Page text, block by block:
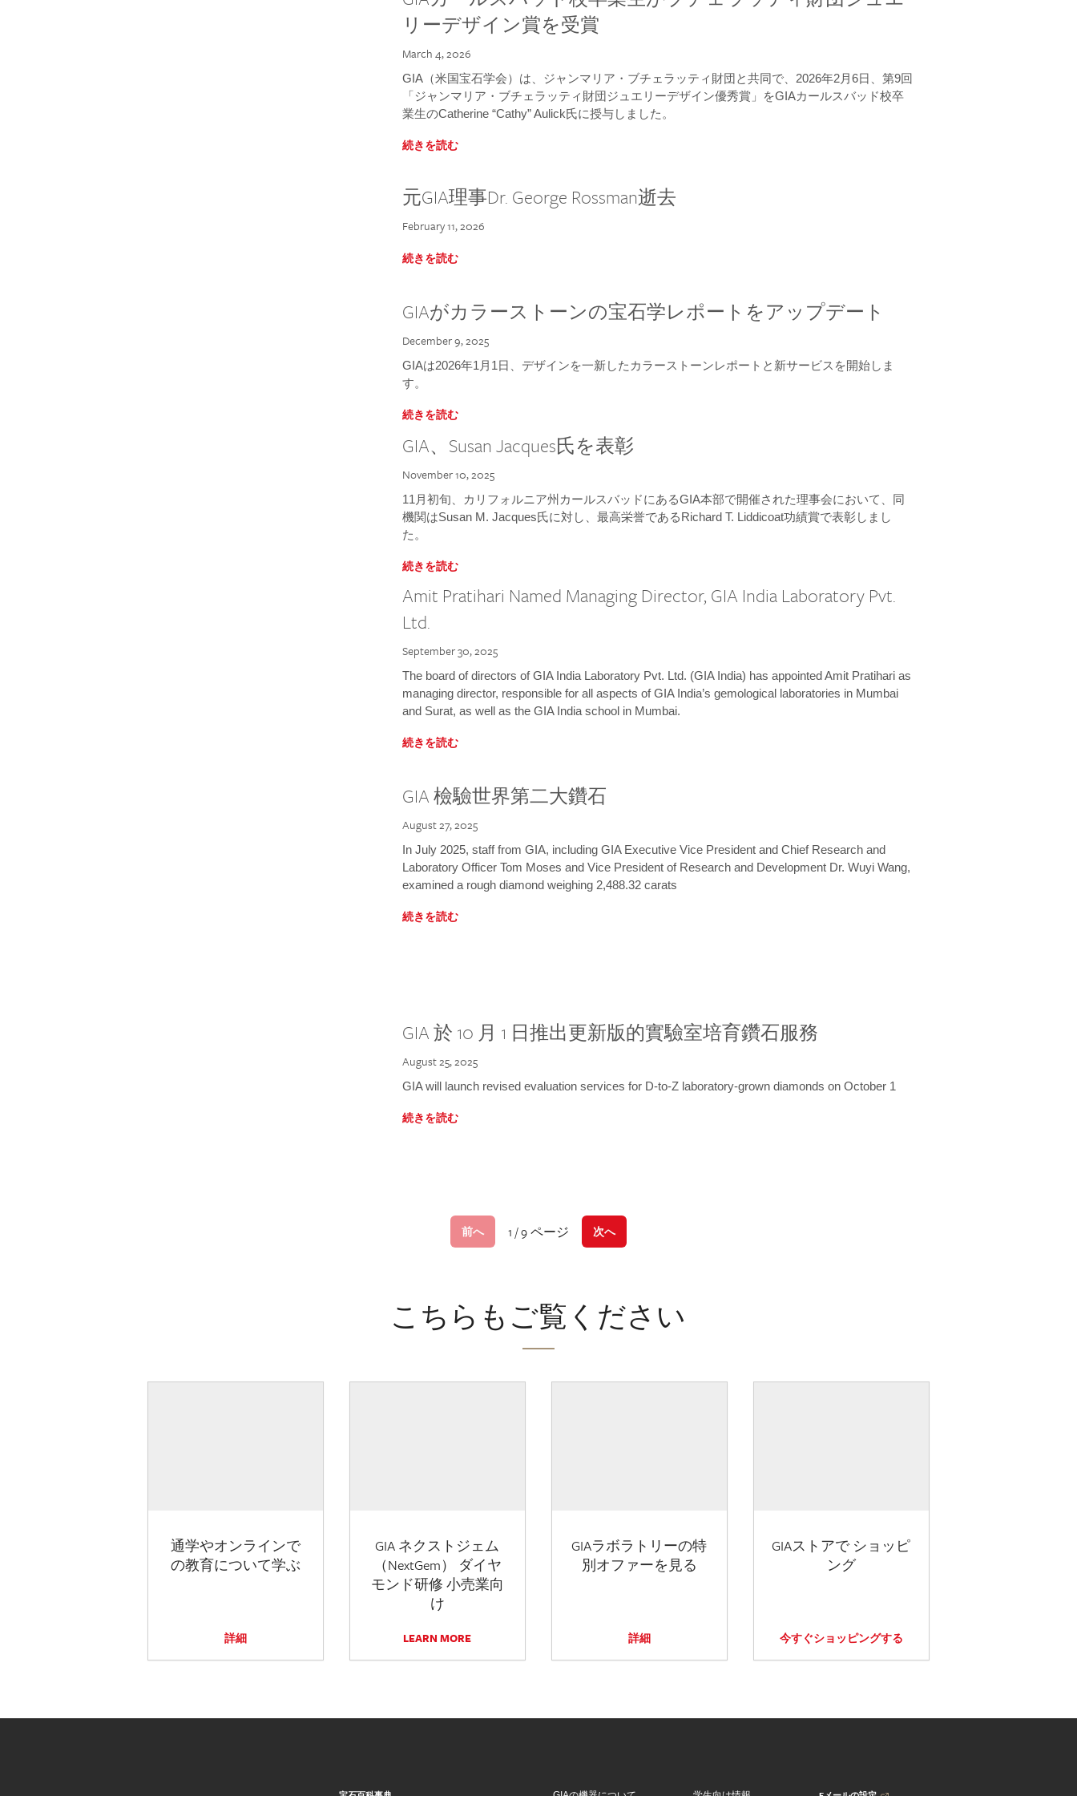
リーデザイン賞を受賞
March 4, 2026
GIA（米国宝石学会）は、ジャンマリア・ブチェラッティ財団と共同で、2026年2月6日、第9回
「ジャンマリア・ブチェラッティ財団ジュエリーデザイン優秀賞」をGIAカールスバッド校卒
業生のCatherine “Cathy” Aulick氏に授与しました。
続きを読む
元GIA理事Dr. George Rossman逝去
February 11, 2026
続きを読む
GIAがカラーストーンの宝石学レポートをアップデート
December 9, 2025
GIAは2026年1月1日、デザインを一新したカラーストーンレポートと新サービスを開始しま
す。
続きを読む
GIA、Susan Jacques氏を表彰
November 10, 2025
11月初旬、カリフォルニア州カールスバッドにあるGIA本部で開催された理事会において、同
機関はSusan M. Jacques氏に対し、最高栄誉であるRichard T. Liddicoat功績賞で表彰しまし
た。
続きを読む
Amit Pratihari Named Managing Director, GIA India Laboratory Pvt.
Ltd.
September 30, 2025
The board of directors of GIA India Laboratory Pvt. Ltd. (GIA India) has appointed Amit Pratihari as
managing director, responsible for all aspects of GIA India’s gemological laboratories in Mumbai
and Surat, as well as the GIA India school in Mumbai.
続きを読む
GIA 檢驗世界第二大鑽石
August 27, 2025
In July 2025, staff from GIA, including GIA Executive Vice President and Chief Research and
Laboratory Officer Tom Moses and Vice President of Research and Development Dr. Wuyi Wang,
examined a rough diamond weighing 2,488.32 carats
続きを読む
GIA 於 10 月 1 日推出更新版的實驗室培育鑽石服務
August 25, 2025
GIA will launch revised evaluation services for D-to-Z laboratory-grown diamonds on October 1
続きを読む
前へ 1 / 9 ページ 次へ
こちらもご覧ください
通学やオンラインで
の教育について学ぶ
詳細
GIA ネクストジェム
（NextGem） ダイヤ
モンド研修 小売業向
け
LEARN MORE
GIAラボラトリーの特
別オファーを見る
詳細
GIAストアで ショッピ
ング
今すぐショッピングする